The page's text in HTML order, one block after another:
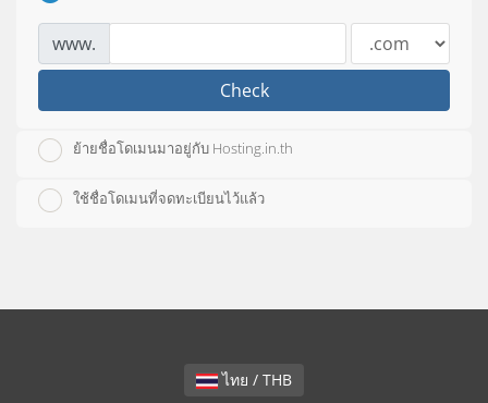
www.
Check
ย้ายชื่อโดเมนมาอยู่กับ Hosting.in.th
ใช้ชื่อโดเมนที่จดทะเบียนไว้แล้ว
ไทย / THB